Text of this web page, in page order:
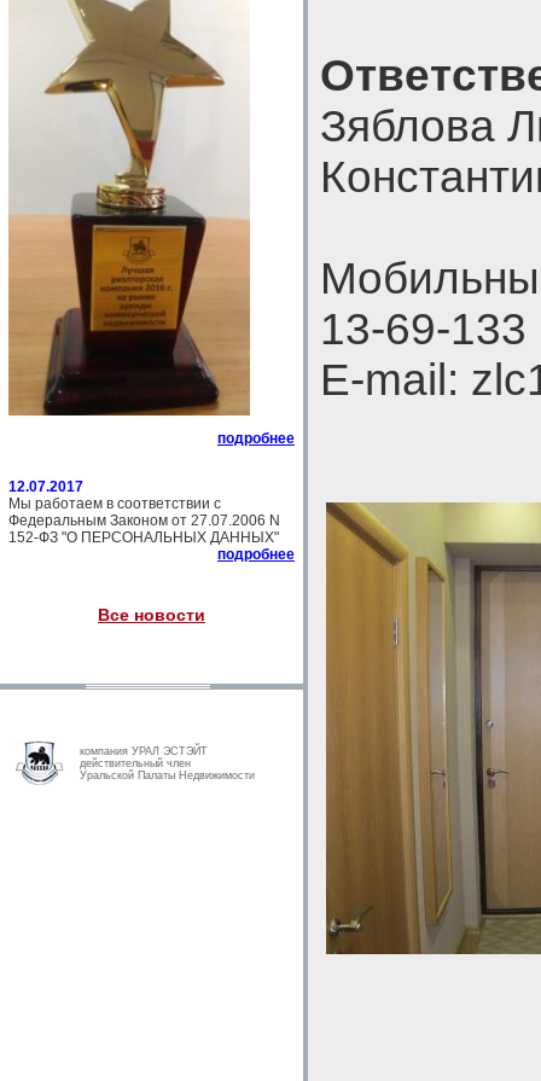
подробнее
12.07.2017
Мы работаем в соответствии с
Федеральным Законом от 27.07.2006 N
152-ФЗ "О ПЕРСОНАЛЬНЫХ ДАННЫХ"
подробнее
Все новости
компания УРАЛ ЭСТЭЙТ
действительный член
Уральской Палаты Недвижимости
Зяблова
13-69-133
E-mail: